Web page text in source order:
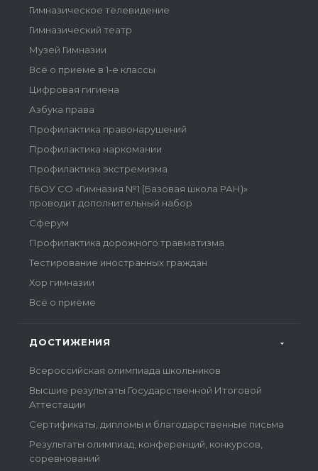
Гимназическое телевидение
Гимназический театр
Музей Гимназии
Всё о приеме в 1-е классы
Цифровая гигиена
Азбука права
Профилактика правонарушений
Профилактика наркомании
Профилактика экстремизма
ГБОУ СО «Гимназия №1 (Базовая школа РАН)»
проводит дополнительный набор
Сферум
Профилактика дорожного травматизма
Тестирование иностранных граждан
Хор гимназии
Всё о приёме
ДОСТИЖЕНИЯ
Всероссийская олимпиада школьников
Высшие результаты Государственной Итоговой
Аттестации
Сертификаты, дипломы и благодарственные письма
Результаты олимпиад, конференций, конкурсов,
соревнований